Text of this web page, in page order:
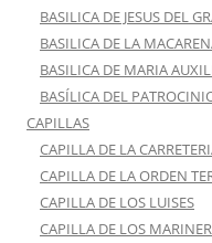
BASILICA DE JESUS DEL
BASILICA DE LA
BASILICA DE MARIA
BASÍLICA DEL
CAPILLAS
CAPILLA DE LA
CAPILLA DE LA ORDEN
CAPILLA DE LOS LUISES
CAPILLA DE LOS